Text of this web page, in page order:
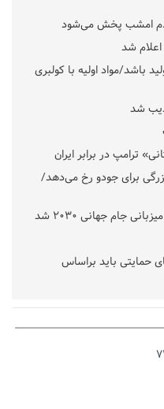
امشب پخش می‌شود
شد
باشد/مواد اولیه با کولبری
شد
ترامپ در برابر ایران
برای جودو رخ می‌دهد/
جام جهانی ۲۰۳۰ شد
حمایتی باید براساس
رسمی فاقد سندیت است
و عمان درباره تنگه هرمز،
گیلان نسبت به